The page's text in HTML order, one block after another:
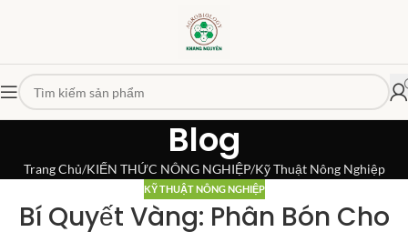
Blog
Trang Chủ KIẾN THỨC NÔNG NGHIỆP Kỹ Thuật Nông Nghiệp
KỸ THUẬT NÔNG NGHIỆP
Bí Quyết Vàng: Phân Bón Cho